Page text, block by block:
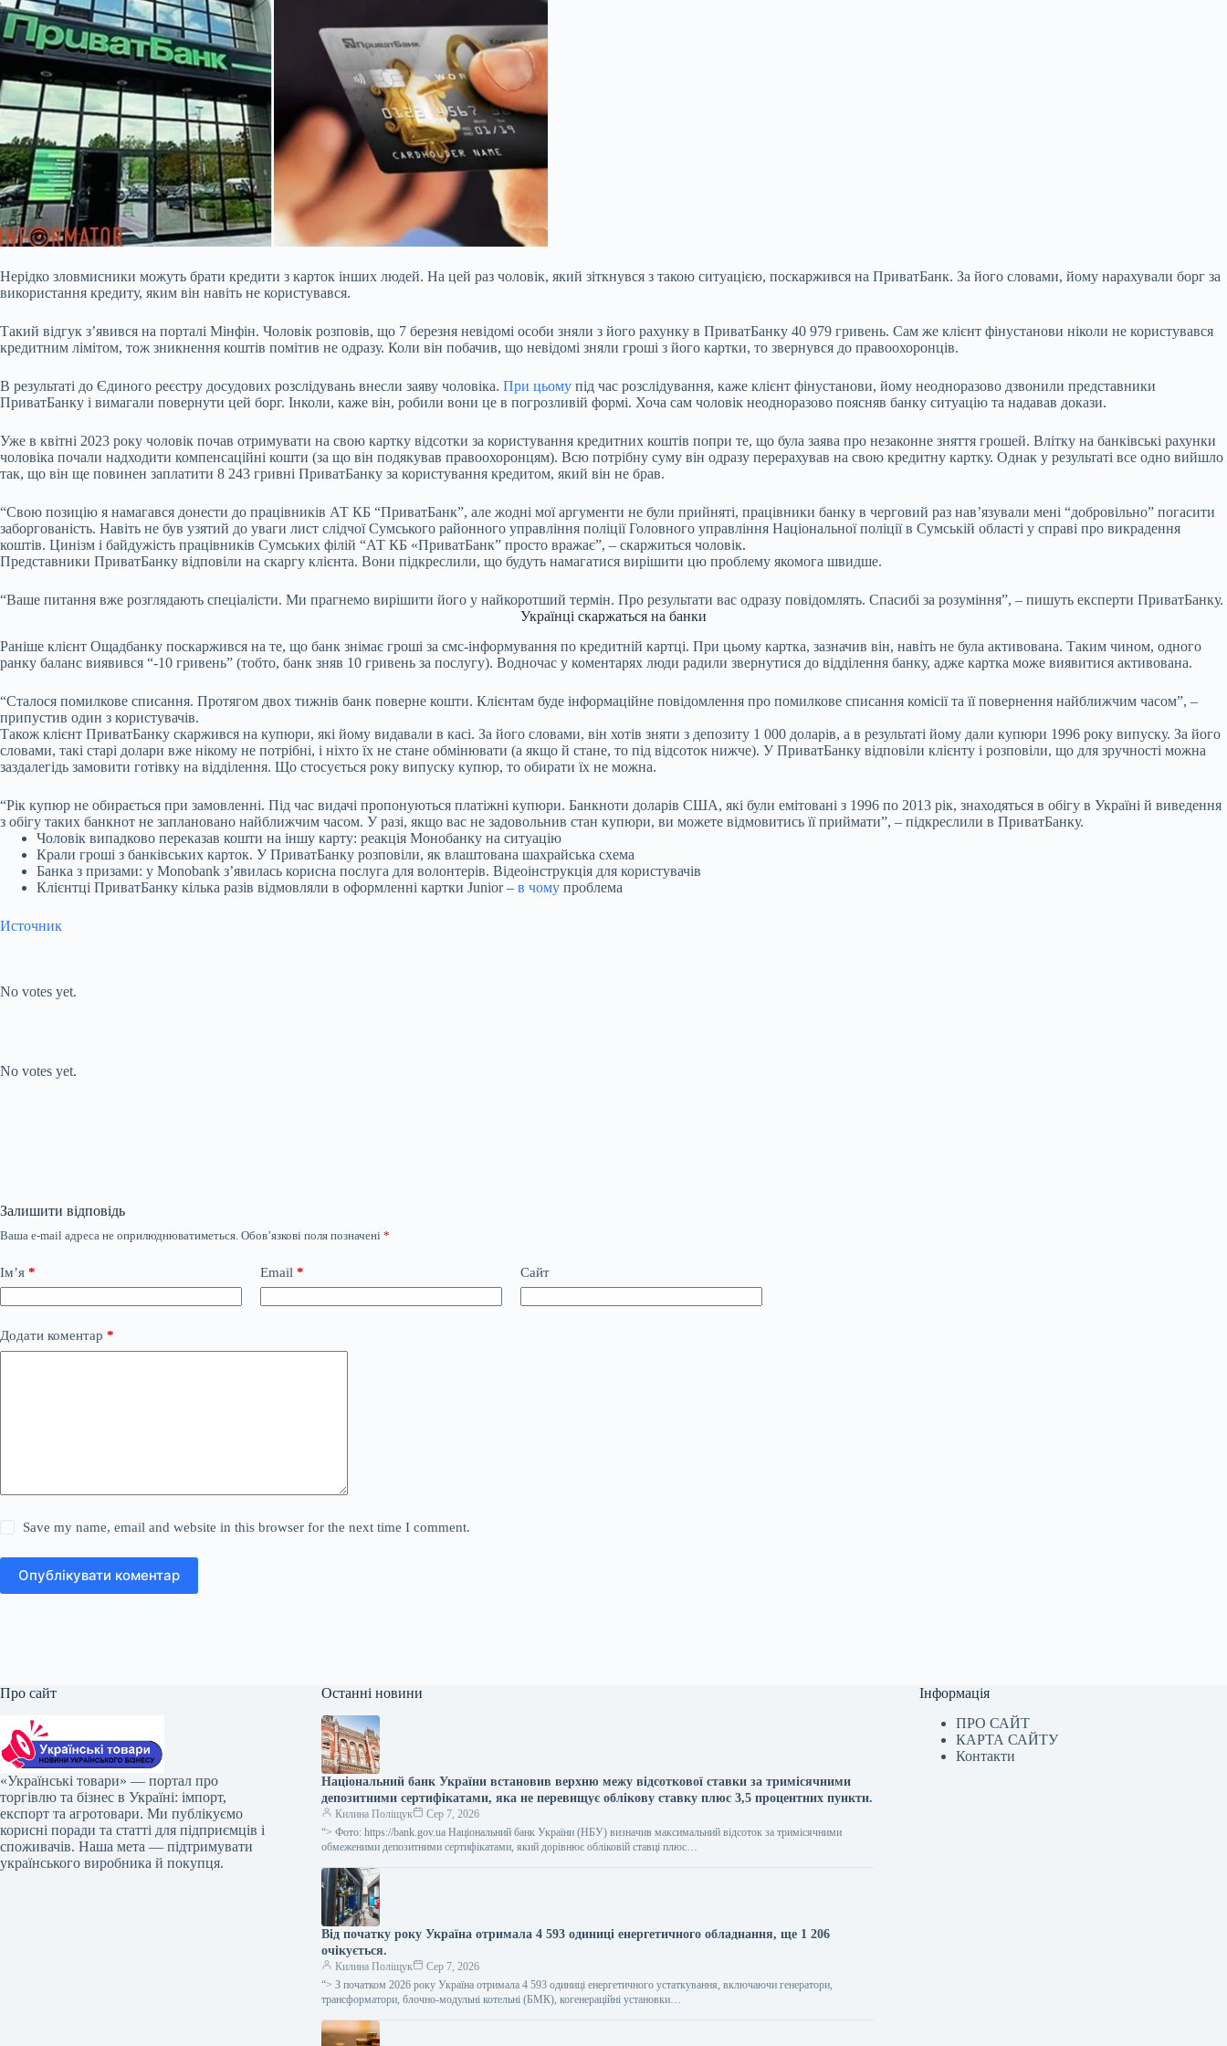
Нерідко зловмисники можуть брати кредити з карток інших людей. На цей раз чоловік, який зіткнувся з такою ситуацією, поскаржився на ПриватБанк. За його словами, йому нарахували борг за
використання кредиту, яким він навіть не користувався.
Такий відгук з’явився на порталі Мінфін. Чоловік розповів, що 7 березня невідомі особи зняли з його рахунку в ПриватБанку 40 979 гривень. Сам же клієнт фінустанови ніколи не користувався
кредитним лімітом, тож зникнення коштів помітив не одразу. Коли він побачив, що невідомі зняли гроші з його картки, то звернувся до правоохоронців.
В результаті до Єдиного реєстру досудових розслідувань внесли заяву чоловіка. При цьому під час розслідування, каже клієнт фінустанови, йому неодноразово дзвонили представники
ПриватБанку і вимагали повернути цей борг. Інколи, каже він, робили вони це в погрозливій формі. Хоча сам чоловік неодноразово поясняв банку ситуацію та надавав докази.
Уже в квітні 2023 року чоловік почав отримувати на свою картку відсотки за користування кредитних коштів попри те, що була заява про незаконне зняття грошей. Влітку на банківські рахунки
чоловіка почали надходити компенсаційні кошти (за що він подякував правоохоронцям). Всю потрібну суму він одразу перерахував на свою кредитну картку. Однак у результаті все одно вийшло
так, що він ще повинен заплатити 8 243 гривні ПриватБанку за користування кредитом, який він не брав.
“Свою позицію я намагався донести до працівників АТ КБ “ПриватБанк”, але жодні мої аргументи не були прийняті, працівники банку в черговий раз нав’язували мені “добровільно” погасити
заборгованість. Навіть не був узятий до уваги лист слідчої Сумського районного управління поліції Головного управління Національної поліції в Сумській області у справі про викрадення
коштів. Цинізм і байдужість працівників Сумських філій “АТ КБ «ПриватБанк” просто вражає”, – скаржиться чоловік.
Представники ПриватБанку відповіли на скаргу клієнта. Вони підкреслили, що будуть намагатися вирішити цю проблему якомога швидше.
“Ваше питання вже розглядають спеціалісти. Ми прагнемо вирішити його у найкоротший термін. Про результати вас одразу повідомлять. Спасибі за розуміння”, – пишуть експерти ПриватБанку.
Українці скаржаться на банки
Раніше клієнт Ощадбанку поскаржився на те, що банк знімає гроші за смс-інформування по кредитній картці. При цьому картка, зазначив він, навіть не була активована. Таким чином, одного
ранку баланс виявився “-10 гривень” (тобто, банк зняв 10 гривень за послугу). Водночас у коментарях люди радили звернутися до відділення банку, адже картка може виявитися активована.
“Сталося помилкове списання. Протягом двох тижнів банк поверне кошти. Клієнтам буде інформаційне повідомлення про помилкове списання комісії та її повернення найближчим часом”, –
припустив один з користувачів.
Також клієнт ПриватБанку скаржився на купюри, які йому видавали в касі. За його словами, він хотів зняти з депозиту 1 000 доларів, а в результаті йому дали купюри 1996 року випуску. За його
словами, такі старі долари вже нікому не потрібні, і ніхто їх не стане обмінювати (а якщо й стане, то під відсоток нижче). У ПриватБанку відповіли клієнту і розповіли, що для зручності можна
заздалегідь замовити готівку на відділення. Що стосується року випуску купюр, то обирати їх не можна.
“Рік купюр не обирається при замовленні. Під час видачі пропонуються платіжні купюри. Банкноти доларів США, які були емітовані з 1996 по 2013 рік, знаходяться в обігу в Україні й виведення
з обігу таких банкнот не заплановано найближчим часом. У разі, якщо вас не задовольнив стан купюри, ви можете відмовитись її приймати”, – підкреслили в ПриватБанку.
Чоловік випадково переказав кошти на іншу карту: реакція Монобанку на ситуацію
Крали гроші з банківських карток. У ПриватБанку розповіли, як влаштована шахрайська схема
Банка з призами: у Monobank з’явилась корисна послуга для волонтерів. Відеоінструкція для користувачів
Клієнтці ПриватБанку кілька разів відмовляли в оформленні картки Junior – в чому проблема
Источник
No votes yet.
No votes yet.
Залишити відповідь
Ваша e-mail адреса не оприлюднюватиметься. Обов’язкові поля позначені *
Ім’я * Email * Сайт
Додати коментар *
Save my name, email and website in this browser for the next time I comment.
Опублікувати коментар
Про сайт
«Українські товари» — портал про
торгівлю та бізнес в Україні: імпорт,
експорт та агротовари. Ми публікуємо
корисні поради та статті для підприємців і
споживачів. Наша мета — підтримувати
українського виробника й покупця.
Останні новини
Національний банк України встановив верхню межу відсоткової ставки за тримісячними
депозитними сертифікатами, яка не перевищує облікову ставку плюс 3,5 процентних пункти.
Килина Поліщук
Сер 7, 2026
“> Фото: https://bank.gov.ua Національний банк України (НБУ) визначив максимальний відсоток за тримісячними
обмеженими депозитними сертифікатами, який дорівнює обліковій ставці плюс…
Від початку року Україна отримала 4 593 одиниці енергетичного обладнання, ще 1 206
очікується.
Килина Поліщук
Сер 7, 2026
“> З початком 2026 року Україна отримала 4 593 одиниці енергетичного устаткування, включаючи генератори,
трансформатори, блочно-модульні котельні (БМК), когенераційні установки…
Інформація
ПРО САЙТ
КАРТА САЙТУ
Контакти